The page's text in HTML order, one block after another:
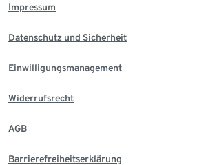
Impressum
Datenschutz und Sicherheit
Einwilligungsmanagement
Widerrufsrecht
AGB
Barrierefreiheitserklärung